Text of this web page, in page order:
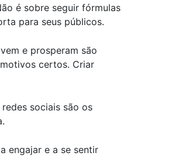
é sobre seguir fórmulas
para seus públicos.
e prosperam são
certos. Criar
sociais são os
engajar e a se sentir